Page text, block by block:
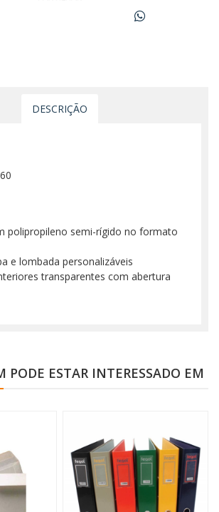
DESCRIÇÃO
polipropileno semi-rígido no formato
e lombada personalizáveis
transparentes com abertura
PODE ESTAR INTERESSADO EM